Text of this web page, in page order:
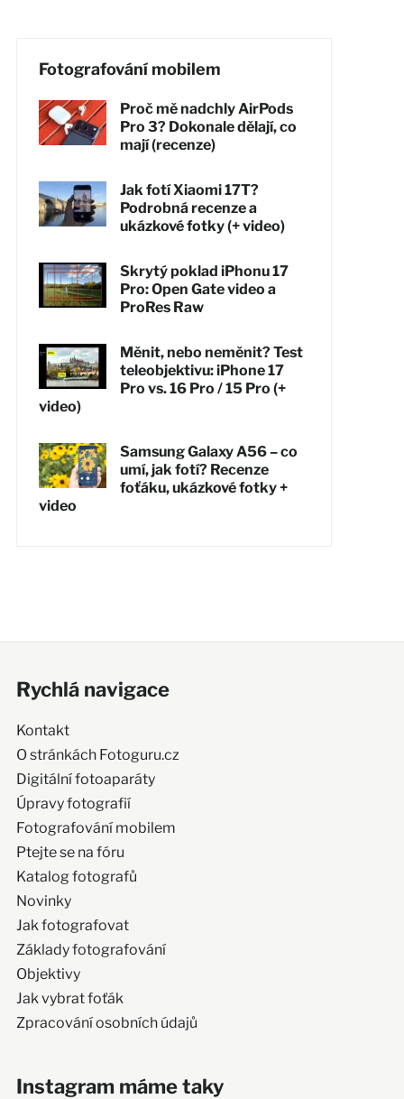
Fotografování mobilem
Proč mě nadchly AirPods
Pro 3? Dokonale dělají, co
mají (recenze)
Jak fotí Xiaomi 17T?
Podrobná recenze a
ukázkové fotky (+ video)
Skrytý poklad iPhonu 17
Pro: Open Gate video a
ProRes Raw
Měnit, nebo neměnit? Test
teleobjektivu: iPhone 17
Pro vs. 16 Pro / 15 Pro (+
video)
Samsung Galaxy A56 – co
umí, jak fotí? Recenze
foťáku, ukázkové fotky +
video
Rychlá navigace
Kontakt
O stránkách Fotoguru.cz
Digitální fotoaparáty
Úpravy fotografií
Fotografování mobilem
Ptejte se na fóru
Katalog fotografů
Novinky
Jak fotografovat
Základy fotografování
Objektivy
Jak vybrat foťák
Zpracování osobních údajů
Instagram máme taky